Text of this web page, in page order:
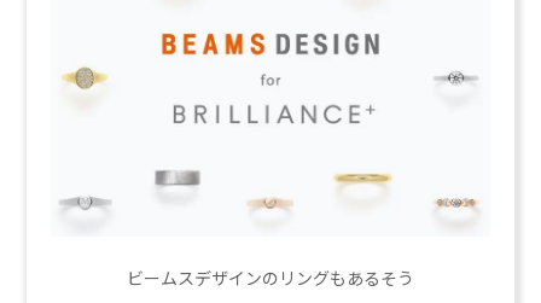
ビームスデザインのリングもあるそう